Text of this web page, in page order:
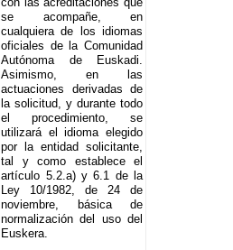
se acompañe, en
cualquiera de los idiomas
oficiales de la Comunidad
Autónoma de Euskadi.
Asimismo, en las
actuaciones derivadas de
la solicitud, y durante todo
el procedimiento, se
utilizará el idioma elegido
por la entidad solicitante,
tal y como establece el
artículo 5.2.a) y 6.1 de la
Ley 10/1982, de 24 de
noviembre, básica de
normalización del uso del
Euskera.